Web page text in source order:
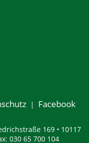
Facebook
169 • 10117
030 65 700 104